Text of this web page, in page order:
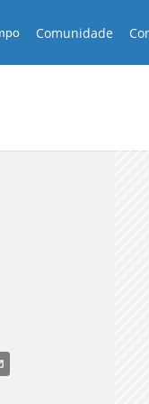
Comunidade